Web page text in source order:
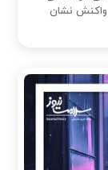
واکنش نشان